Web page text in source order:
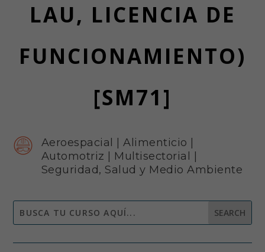
LAU, LICENCIA DE
FUNCIONAMIENTO)
[SM71]
Aeroespacial Alimenticio
Automotriz
Multisectorial
Seguridad, Salud y Medio Ambiente